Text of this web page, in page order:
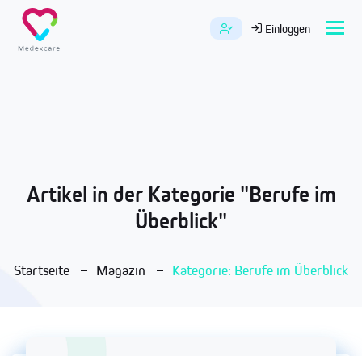
Einloggen
Artikel in der Kategorie "Berufe im
Überblick"
Startseite Magazin Kategorie: Berufe im Überblick